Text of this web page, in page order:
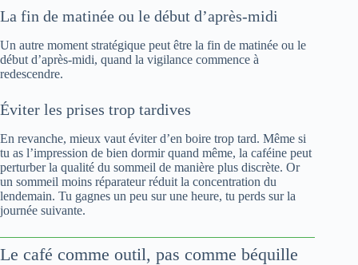
La fin de matinée ou le début d’après-midi
Un autre moment stratégique peut être la fin de matinée ou le
début d’après-midi, quand la vigilance commence à
redescendre.
Éviter les prises trop tardives
En revanche, mieux vaut éviter d’en boire trop tard. Même si
tu as l’impression de bien dormir quand même, la caféine peut
perturber la qualité du sommeil de manière plus discrète. Or
un sommeil moins réparateur réduit la concentration du
lendemain. Tu gagnes un peu sur une heure, tu perds sur la
journée suivante.
Le café comme outil, pas comme béquille